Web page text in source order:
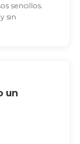
sencillos.
sin
un